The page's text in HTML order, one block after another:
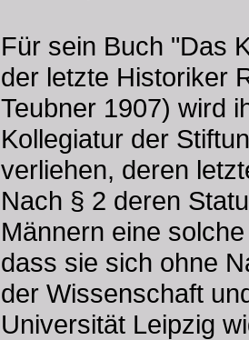
Für sein Buch "Das
der letzte Historiker
Teubner 1907) wird
Kollegiatur der
verliehen, deren
Nach § 2 deren
Männern eine
dass sie sich ohne
der Wissenschaft
Universität Leipzig